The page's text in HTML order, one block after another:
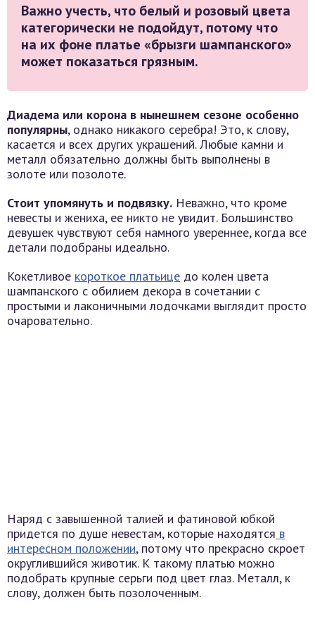
Важно учесть, что белый и розовый цвета
категорически не подойдут, потому что
на их фоне платье «брызги шампанского»
может показаться грязным.
Диадема или корона в нынешнем сезоне особенно
популярны, однако никакого серебра! Это, к слову,
касается и всех других украшений. Любые камни и
металл обязательно должны быть выполнены в
золоте или позолоте.
Стоит упомянуть и подвязку. Неважно, что кроме
невесты и жениха, ее никто не увидит. Большинство
девушек чувствуют себя намного увереннее, когда все
детали подобраны идеально.
Кокетливое короткое платьице до колен цвета
шампанского с обилием декора в сочетании с
простыми и лаконичными лодочками выглядит просто
очаровательно.
Наряд с завышенной талией и фатиновой юбкой
придется по душе невестам, которые находятся в
интересном положении, потому что прекрасно скроет
округлившийся животик. К такому платью можно
подобрать крупные серьги под цвет глаз. Металл, к
слову, должен быть позолоченным.